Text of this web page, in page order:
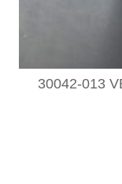
30042-013